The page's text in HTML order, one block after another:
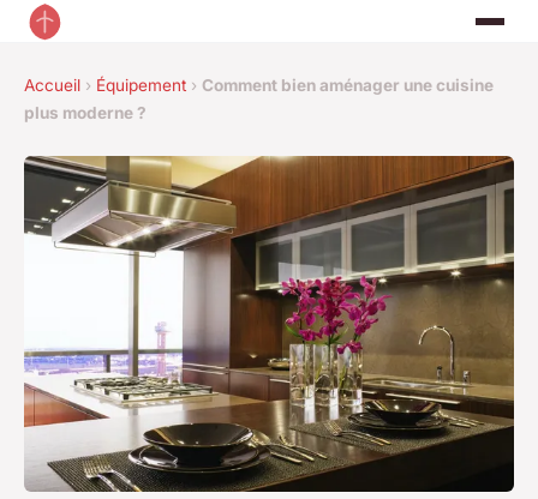
Accueil › Équipement › Comment bien aménager une cuisine
plus moderne ?